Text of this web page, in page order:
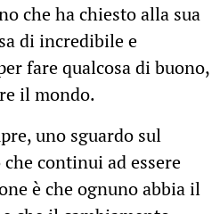
che ha chiesto alla sua
di incredibile e
fare qualcosa di buono,
il mondo.
uno sguardo sul
continui ad essere
è che ognuno abbia il